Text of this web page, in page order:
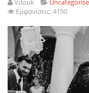
Vdouk
Εμφανίσεις: 4150